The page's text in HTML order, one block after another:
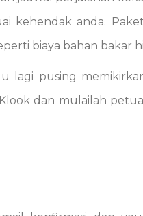
kehendak anda.
biaya bahan bakar
lagi pusing
dan mulailah